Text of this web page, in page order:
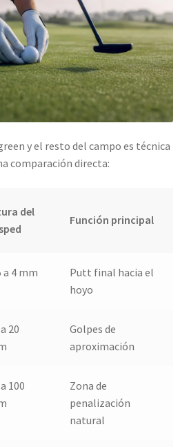
y el resto del campo es técnica
comparación directa:
del
Función principal
a 4 mm
Putt final hacia el
hoyo
20
Golpes de
aproximación
100
Zona de
penalización
natural